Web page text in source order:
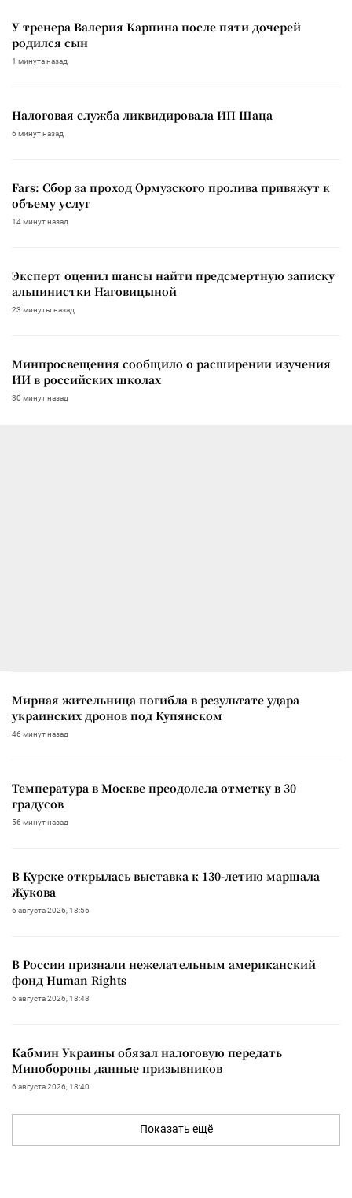
У тренера Валерия Карпина после пяти дочерей
родился сын
1 минута назад
Налоговая служба ликвидировала ИП Шаца
6 минут назад
Fars: Сбор за проход Ормузского пролива привяжут к
объему услуг
14 минут назад
Эксперт оценил шансы найти предсмертную записку
альпинистки Наговицыной
23 минуты назад
Минпросвещения сообщило о расширении изучения
ИИ в российских школах
30 минут назад
Мирная жительница погибла в результате удара
украинских дронов под Купянском
46 минут назад
Температура в Москве преодолела отметку в 30
градусов
56 минут назад
В Курске открылась выставка к 130-летию маршала
Жукова
6 августа 2026, 18:56
В России признали нежелательным американский
фонд Human Rights
6 августа 2026, 18:48
Кабмин Украины обязал налоговую передать
Минобороны данные призывников
6 августа 2026, 18:40
Показать ещё